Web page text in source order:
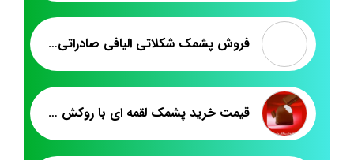
فروش پشمک شکلاتی الیافی صادراتی به پاکستان
قیمت خرید پشمک لقمه ای با روکش کاکائویی